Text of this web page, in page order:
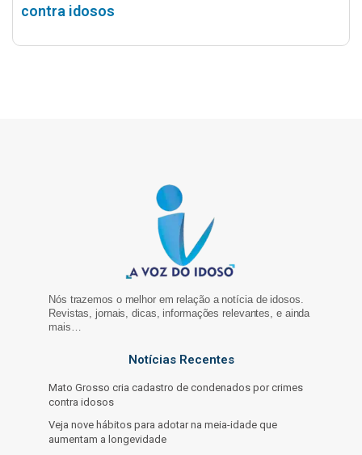
contra idosos
Nós trazemos o melhor em relação a notícia de idosos.
Revistas, jornais, dicas, informações relevantes, e ainda
mais…
Notícias Recentes
Mato Grosso cria cadastro de condenados por crimes
contra idosos
Veja nove hábitos para adotar na meia-idade que
aumentam a longevidade